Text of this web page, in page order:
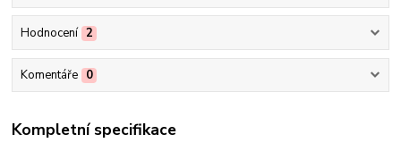
Hodnocení 2
Komentáře 0
Kompletní specifikace